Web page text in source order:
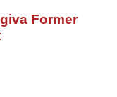
Former